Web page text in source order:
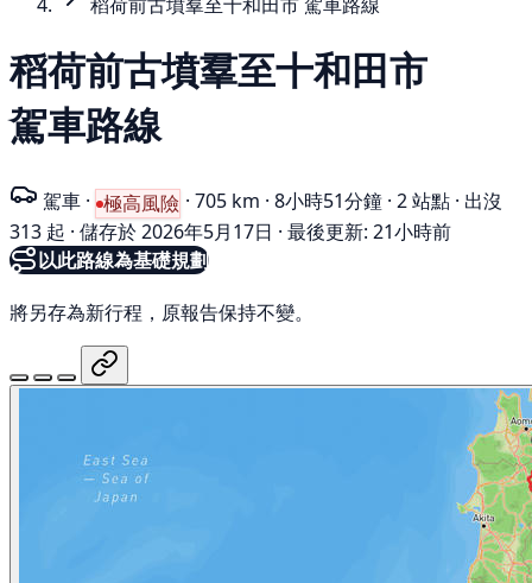
稻荷前古墳羣至十和田市
駕車路線
駕車 · 極高風險 · 705 km · 8小時51分鐘 · 2 站點 · 出沒
313 起 · 儲存於 2026年5月17日 · 最後更新: 21小時前
以此路線為基礎規劃
將另存為新行程，原報告保持不變。